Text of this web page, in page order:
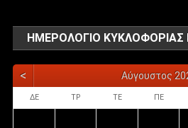
ΗΜΕΡΟΛΌΓΙΟ ΚΥΚΛΟΦΟΡΊΑΣ
< Αύγουστος
ΔΕ ΤΡ ΤΕ ΠΕ